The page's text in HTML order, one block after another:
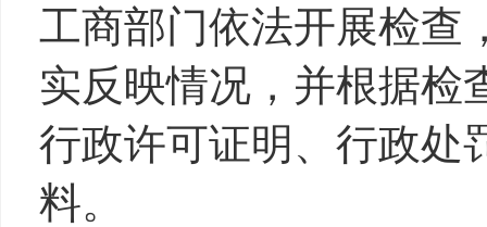
工商部门依法开展检查
实反映情况，并根据检
行政许可证明、行政处
料。